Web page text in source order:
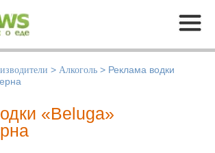
Меню
> Алкоголь > Реклама водки
«Beluga»